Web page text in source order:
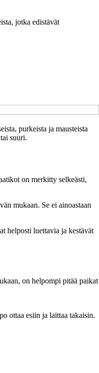
jotka edistävät
purkeista ja mausteista
suuri.
on merkitty selkeästi,
mukaan. Se ei ainoastaan
helposti luettavia ja kestävät
on helpompi pitää paikat
ottaa esiin ja laittaa takaisin.